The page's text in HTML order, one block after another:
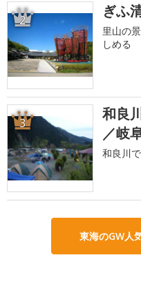
2 ぎふ
里山の
しめる
3
和良
／岐
和良川
東海のGW人